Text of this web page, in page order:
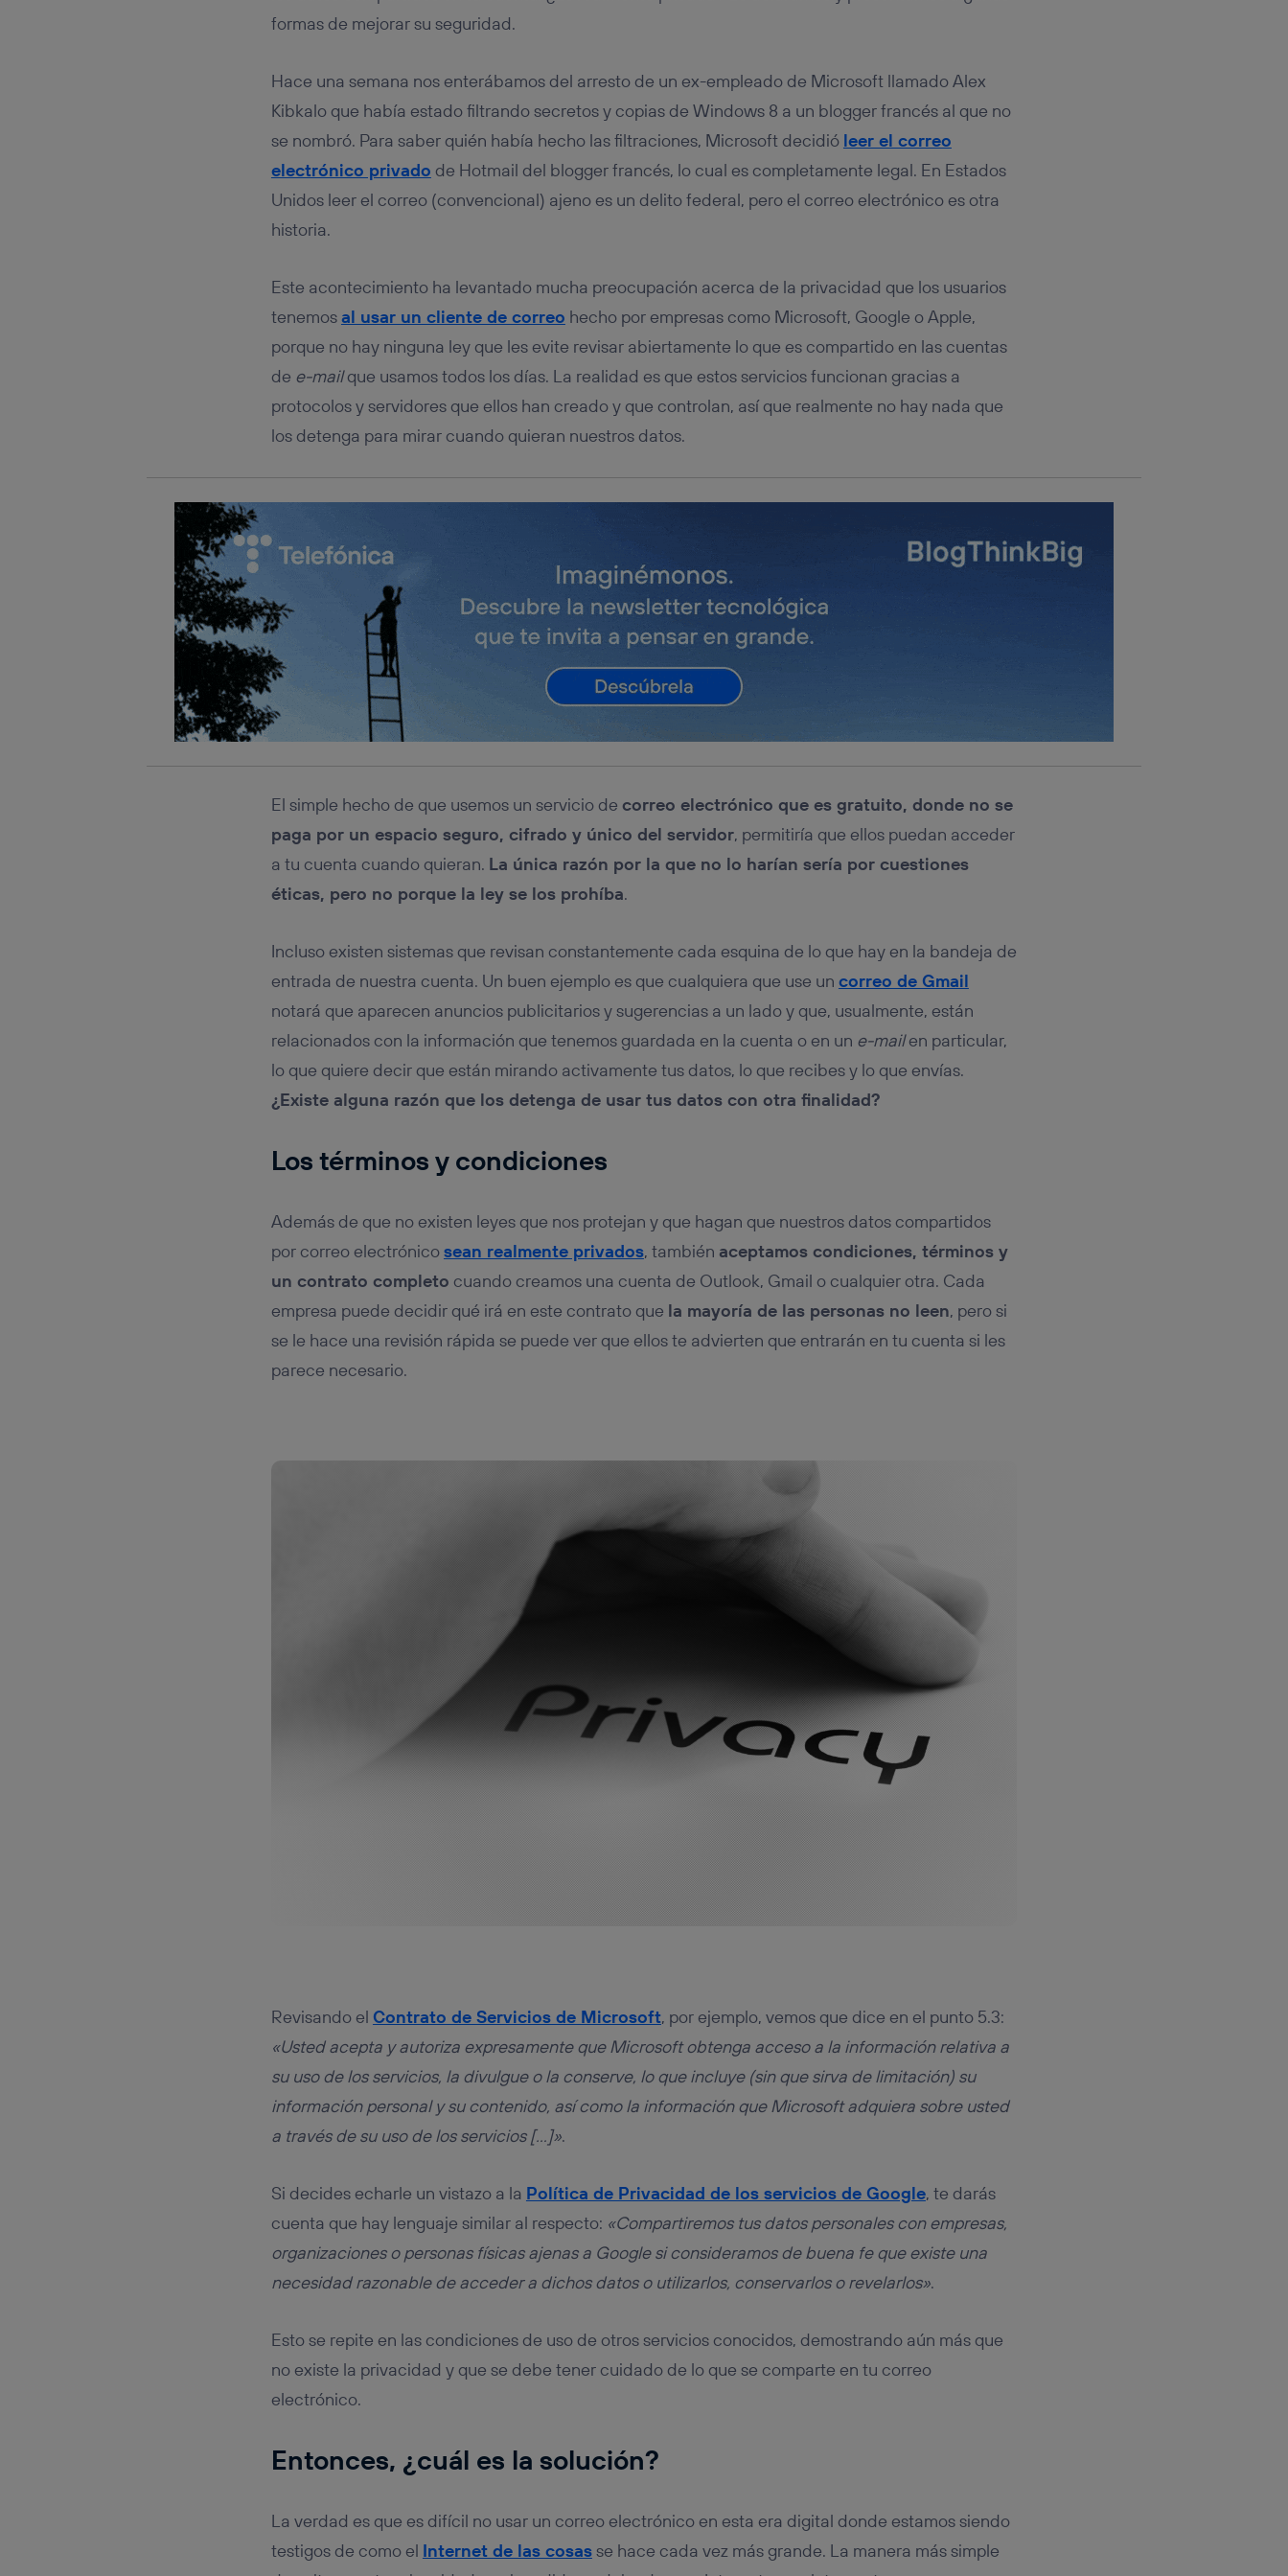
formas de mejorar su seguridad.
Hace una semana nos enterábamos del arresto de un ex-empleado de Microsoft llamado Alex
Kibkalo que había estado filtrando secretos y copias de Windows 8 a un blogger francés al que no
se nombró. Para saber quién había hecho las filtraciones, Microsoft decidió leer el correo
electrónico privado de Hotmail del blogger francés, lo cual es completamente legal. En Estados
Unidos leer el correo (convencional) ajeno es un delito federal, pero el correo electrónico es otra
historia.
Este acontecimiento ha levantado mucha preocupación acerca de la privacidad que los usuarios
tenemosal usar un cliente de correo hecho por empresas como Microsoft, Google o Apple,
porque no hay ninguna ley que les evite revisar abiertamente lo que es compartido en las cuentas
de e-mailque usamos todos los días. La realidad es que estos servicios funcionan gracias a
protocolos y servidores que ellos han creado y que controlan, así que realmente no hay nada que
los detenga para mirar cuando quieran nuestros datos.
El simple hecho de que usemos un servicio de correo electrónico que es gratuito, donde no se
paga por un espacio seguro, cifrado y único del servidor, permitiría que ellos puedan acceder
a tu cuenta cuando quieran. La única razón por la que no lo harían sería por cuestiones
éticas, pero no porque la ley se los prohíba.
Incluso existen sistemas que revisan constantemente cada esquina de lo que hay en la bandeja de
entrada de nuestra cuenta. Un buen ejemplo es que cualquiera que use un correo de Gmail
notará que aparecen anuncios publicitarios y sugerencias a un lado y que, usualmente, están
relacionados con la información que tenemos guardada en la cuenta o en un e-mailen particular,
lo que quiere decir que están mirando activamente tus datos, lo que recibes y lo que envías.
¿Existe alguna razón que los detenga de usar tus datos con otra finalidad?
Los términos y condiciones
Además de que no existen leyes que nos protejan y que hagan que nuestros datos compartidos
por correo electrónicosean realmente privados, también aceptamos condiciones, términos y
un contrato completo cuando creamos una cuenta de Outlook, Gmail o cualquier otra. Cada
empresa puede decidir qué irá en este contrato que la mayoría de las personas no leen, pero si
se le hace una revisión rápida se puede ver que ellos te advierten que entrarán en tu cuenta si les
parece necesario.
Revisando el Contrato de Servicios de Microsoft, por ejemplo, vemos que dice en el punto 5.3:
«Usted acepta y autoriza expresamente que Microsoft obtenga acceso a la información relativa a
su uso de los servicios, la divulgue o la conserve, lo que incluye (sin que sirva de limitación) su
información personal y su contenido, así como la información que Microsoft adquiera sobre usted
a través de su uso de los servicios […]».
Si decides echarle un vistazo a la Política de Privacidad de los servicios de Google, te darás
cuenta que hay lenguaje similar al respecto: «Compartiremos tus datos personales con empresas,
organizaciones o personas físicas ajenas a Google si consideramos de buena fe que existe una
necesidad razonable de acceder a dichos datos o utilizarlos, conservarlos o revelarlos».
Esto se repite en las condiciones de uso de otros servicios conocidos, demostrando aún más que
no existe la privacidad y que se debe tener cuidado de lo que se comparte en tu correo
electrónico.
Entonces, ¿cuál es la solución?
La verdad es que es difícil no usar un correo electrónico en esta era digital donde estamos siendo
testigos de como el Internet de las cosasse hace cada vez más grande. La manera más simple
conecte su dispositivo y consienta el uso de la tecnología recibirá el mismo identificador.
Típicamente:
realizará en función de las actividades de navegación de los miembros del hogar que
hayan dado su consentimiento.
únicamente en la navegación del usuario del móvil.
Puedes gestionar los consentimientos Utiq seleccionando “Administrar Utiq” en la parte
inferior de esta página web o visitando el
portal de privacidad de Utiq (“consenthub”)
Para más información, consulta la política de privacidad de Utiq .